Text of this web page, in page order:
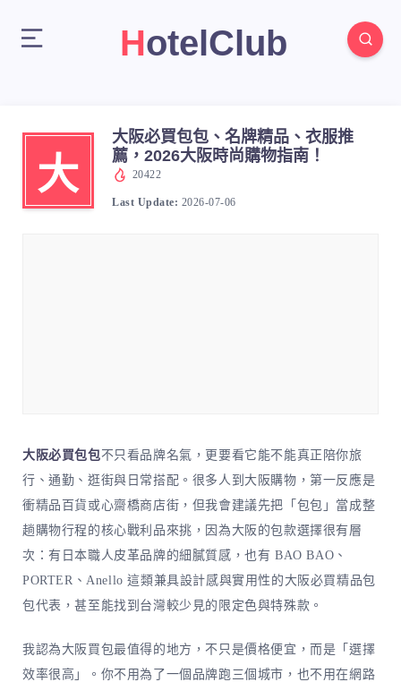
HotelClub
大
大阪必買包包、名牌精品、衣服推
薦，2026大阪時尚購物指南！
20422
Last Update: 2026-07-06
大阪必買包包不只看品牌名氣，更要看它能不能真正陪你旅
行、通勤、逛街與日常搭配。很多人到大阪購物，第一反應是
衝精品百貨或心齋橋商店街，但我會建議先把「包包」當成整
趟購物行程的核心戰利品來挑，因為大阪的包款選擇很有層
次：有日本職人皮革品牌的細膩質感，也有 BAO BAO、
PORTER、Anello 這類兼具設計感與實用性的大阪必買精品包
包代表，甚至能找到台灣較少見的限定色與特殊款。
我認為大阪買包最值得的地方，不只是價格便宜，而是「選擇
效率很高」。你不用為了一個品牌跑三個城市，也不用在網路